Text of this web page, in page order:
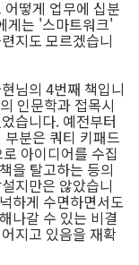
떻게 업무에 십분
게는 '스마트워크'
지도 모르겠습니
님의 4번째 책입니
인문학과 접목시
습니다. 예전부터
분은 쿼티 키패드
아이디어를 수집
을 탈고하는 등의
지만은 않았습니
하게 수면하면서도
나갈 수 있는 비결
지고 있음을 재확